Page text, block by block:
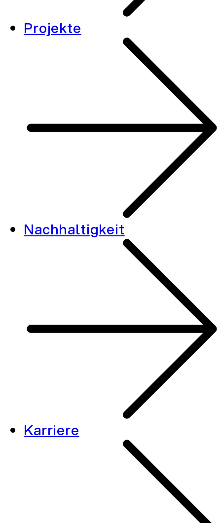
Projekte
Nachhaltigkeit
Karriere